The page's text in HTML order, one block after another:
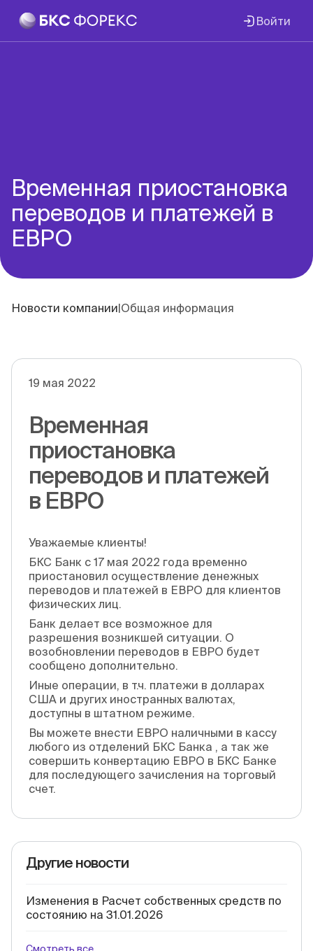
Войти
Временная приостановка
переводов и платежей в
ЕВРО
Новости компании|Общая информация
19 мая 2022
Временная
приостановка
переводов и платежей
в ЕВРО
Уважаемые клиенты!
БКС Банк с 17 мая 2022 года временно
приостановил осуществление денежных
переводов и платежей в ЕВРО для клиентов
физических лиц.
Банк делает все возможное для
разрешения возникшей ситуации. О
возобновлении переводов в ЕВРО будет
сообщено дополнительно.
Иные операции, в т.ч. платежи в долларах
США и других иностранных валютах,
доступны в штатном режиме.
Вы можете внести ЕВРО наличными в кассу
любого из отделений БКС Банка , а так же
совершить конвертацию ЕВРО в БКС Банке
для последующего зачисления на торговый
счет.
Другие новости
Изменения в Расчет собственных средств по
состоянию на 31.01.2026